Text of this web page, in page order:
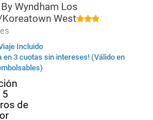
Wyndham Los
West
Incluido
en 3 cuotas sin intereses! (Válido en